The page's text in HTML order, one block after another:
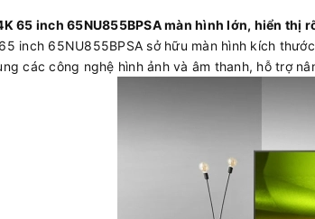
65 inch 65NU855BPSA màn hình lớn, hiển thị
inch 65NU855BPSA sở hữu màn hình kích
các công nghệ hình ảnh và âm thanh, hỗ trợ